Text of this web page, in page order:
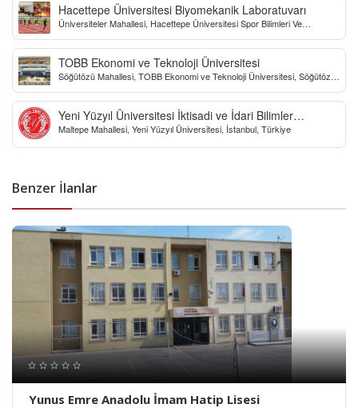
Hacettepe Üniversitesi Biyomekanik Laboratuvarı
Üniversiteler Mahallesi, Hacettepe Üniversitesi Spor Bilimleri Ve
TOBB Ekonomi ve Teknoloji Üniversitesi
Söğütözü Mahallesi, TOBB Ekonomi ve Teknoloji Üniversitesi, Söğütözü
Yeni Yüzyıl Üniversitesi İktisadi ve İdari Bilimler
Fakültesi
Maltepe Mahallesi, Yeni Yüzyıl Üniversitesi, İstanbul, Türkiye
Benzer İlanlar
Yunus Emre Anadolu İmam Hatip Lisesi